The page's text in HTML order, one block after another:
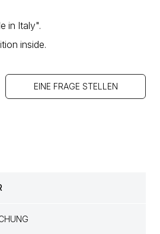
in Italy".
inside.
EINE FRAGE STELLEN